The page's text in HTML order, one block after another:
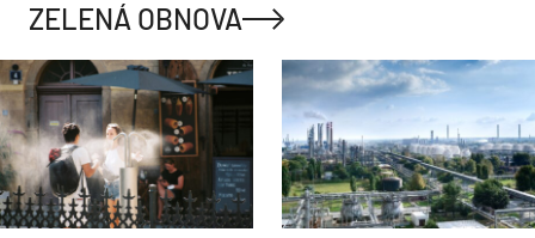
ZELENÁ OBNOVA